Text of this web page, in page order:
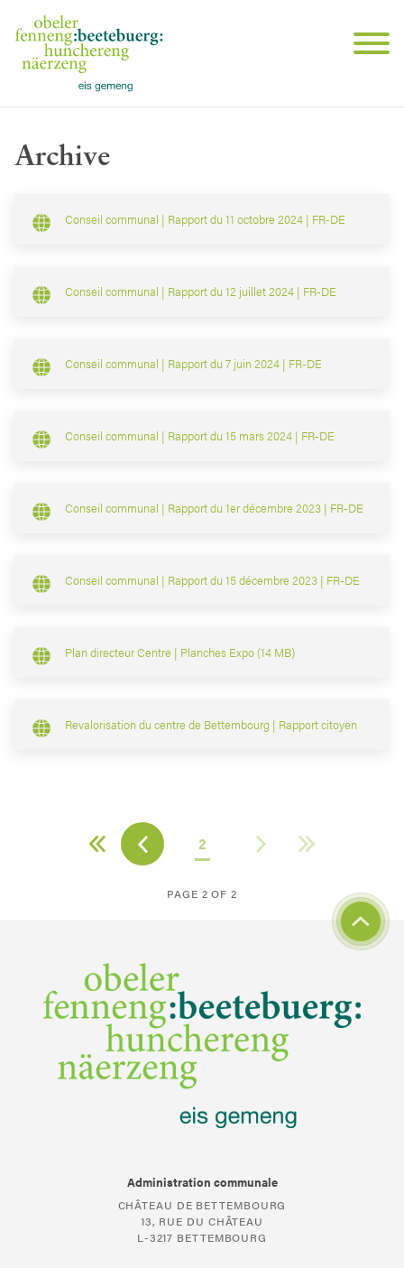
Archive
Conseil communal | Rapport du 11 octobre 2024 | FR-DE
Conseil communal | Rapport du 12 juillet 2024 | FR-DE
Conseil communal | Rapport du 7 juin 2024 | FR-DE
Conseil communal | Rapport du 15 mars 2024 | FR-DE
Conseil communal | Rapport du 1er décembre 2023 | FR-DE
Conseil communal | Rapport du 15 décembre 2023 | FR-DE
Plan directeur Centre | Planches Expo (14 MB)
Revalorisation du centre de Bettembourg | Rapport citoyen
2
PAGE 2 OF 2
Administration communale
CHÂTEAU DE BETTEMBOURG
13, RUE DU CHÂTEAU
L-3217 BETTEMBOURG